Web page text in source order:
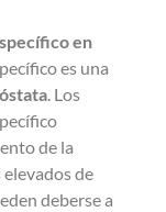
en
es una
. Los
de la
elevados de
deberse a